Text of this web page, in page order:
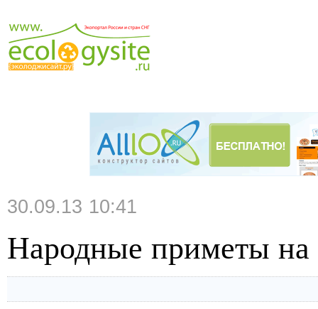
30.09.13 10:41
Народные приметы на